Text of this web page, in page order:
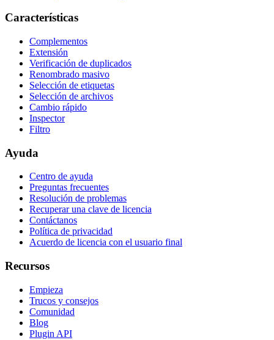
Características
Complementos
Extensión
Verificación de duplicados
Renombrado masivo
Selección de etiquetas
Selección de archivos
Cambio rápido
Inspector
Filtro
Ayuda
Centro de ayuda
Preguntas frecuentes
Resolución de problemas
Recuperar una clave de licencia
Contáctanos
Política de privacidad
Acuerdo de licencia con el usuario final
Recursos
Empieza
Trucos y consejos
Comunidad
Blog
Plugin API